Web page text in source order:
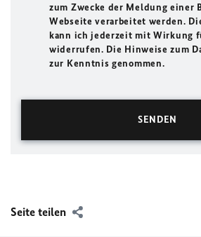
zum Zwecke der Meldung einer
Webseite verarbeitet werden.
kann ich jederzeit mit Wirkung
widerrufen. Die Hinweise zum
zur Kenntnis genommen.
Seite teilen